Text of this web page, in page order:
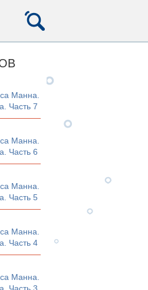
Манна.
Часть 7
Манна.
Часть 6
Манна.
Часть 5
Манна.
Часть 4
Манна.